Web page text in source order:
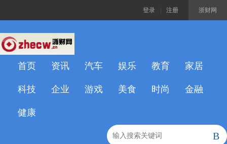
浙财网
登录 注册
首页 资讯 汽车 娱乐 教育 家居
科技 企业 游戏 美食 时尚 金融
健康
B